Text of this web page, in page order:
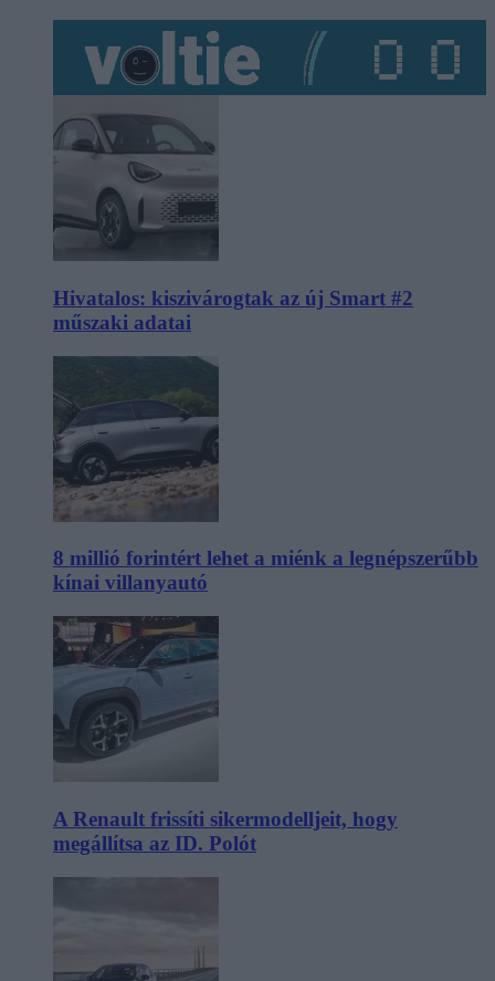
Hivatalos: kiszivárogtak az új Smart #2
műszaki adatai
8 millió forintért lehet a miénk a legnépszerűbb
kínai villanyautó
A Renault frissíti sikermodelljeit, hogy
megállítsa az ID. Polót